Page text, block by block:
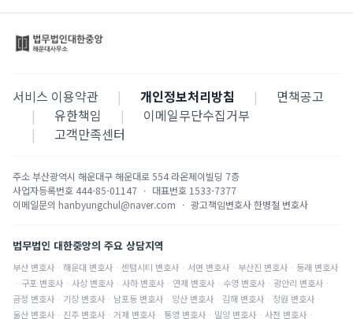
서비스 이용약관 | 개인정보처리방침 |
면책공고
|
유한책임 |
이메일무단수집거부
|
고객만족센터
주소부산광역시 해운대구 해운대로 554 라온제이빌딩 7층
사업자등록번호 444-85-01147 · 대표번호 1533-7377
이메일문의 hanbyungchul@naver.com · 광고책임변호사한병철 변호사
법무법인 대한중앙의 주요 상담지역
부산 변호사 · 해운대 변호사 · 센텀시티 변호사 · 서면 변호사 · 부산진 변호사 · 동래 변호사
· 구포 변호사 · 사상 변호사 · 사하 변호사 · 연제 변호사 · 수영 변호사 · 광안리 변호사 ·
금정 변호사 · 기장 변호사 · 남포동 변호사 · 양산 변호사 · 김해 변호사 · 창원 변호사 ·
울산 변호사 · 진주 변호사 · 거제 변호사 · 통영 변호사 · 밀양 변호사 · 사천 변호사 ·